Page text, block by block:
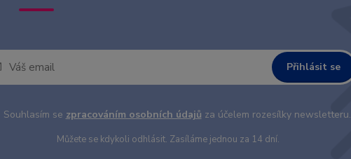
Přihlásit se
Souhlasím se zpracováním osobních údajů za účelem rozesílky newsletteru.
Můžete se kdykoli odhlásit. Zasíláme jednou za 14 dní.